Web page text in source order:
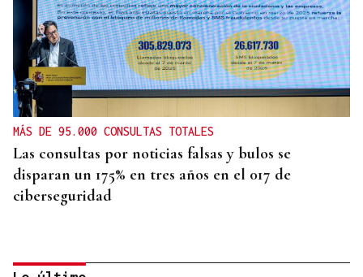
MÁS DE 95.000 CONSULTAS TOTALES
Las consultas por noticias falsas y bulos se
disparan un 175% en tres años en el 017 de
ciberseguridad